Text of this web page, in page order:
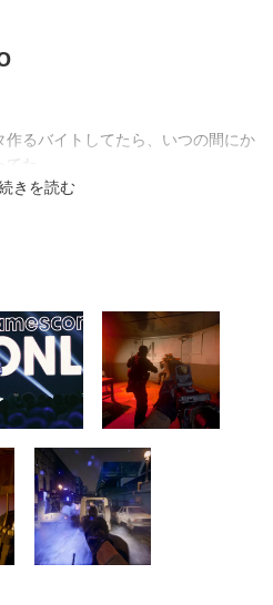
るバイトしてたら、いつの間にか
た。
きを読む